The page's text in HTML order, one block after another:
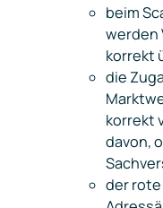
beim
werden
korrekt
die
korrekt
davon,
der